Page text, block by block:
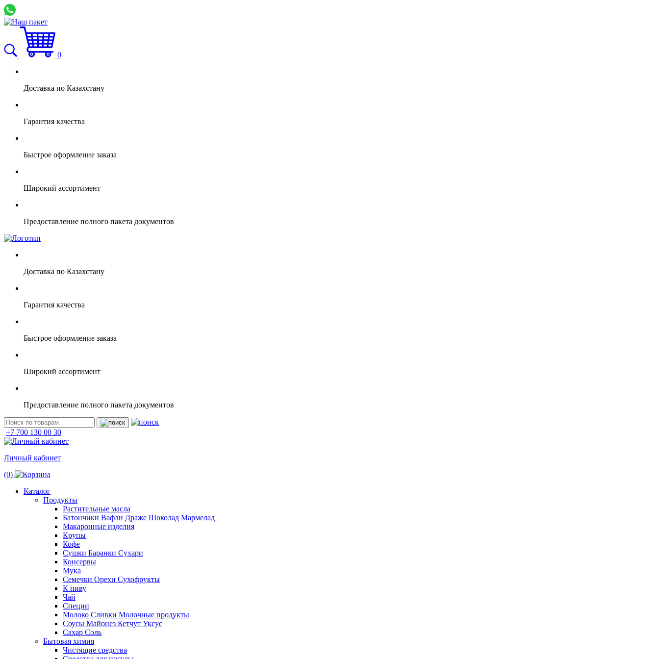
0
Доставка по Казахстану
Гарантия качества
Быстрое оформление заказа
Широкий ассортимент
Предоставление полного пакета документов
Доставка по Казахстану
Гарантия качества
Быстрое оформление заказа
Широкий ассортимент
Предоставление полного пакета документов
+7 700 130 00 30
Личный кабинет
(0)
Каталог
Продукты
Растительные масла
Батончики Вафли Драже Шоколад Мармелад
Макаронные изделия
Крупы
Кофе
Сушки Баранки Сухари
Консервы
Мука
Семечки Орехи Сухофрукты
К пиву
Чай
Специи
Молоко Сливки Молочные продукты
Соусы Майонез Кетчут Уксус
Сахар Соль
Бытовая химия
Чистящие средства